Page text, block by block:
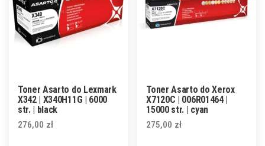
Toner Asarto do Lexmark
X342 | X340H11G | 6000
str. | black
276,00 zł
Toner Asarto do Xerox
X7120C | 006R01464 |
15000 str. | cyan
275,00 zł